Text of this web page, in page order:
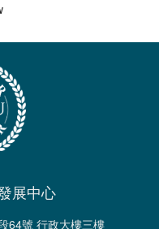
展中心
64號 行政大樓三樓